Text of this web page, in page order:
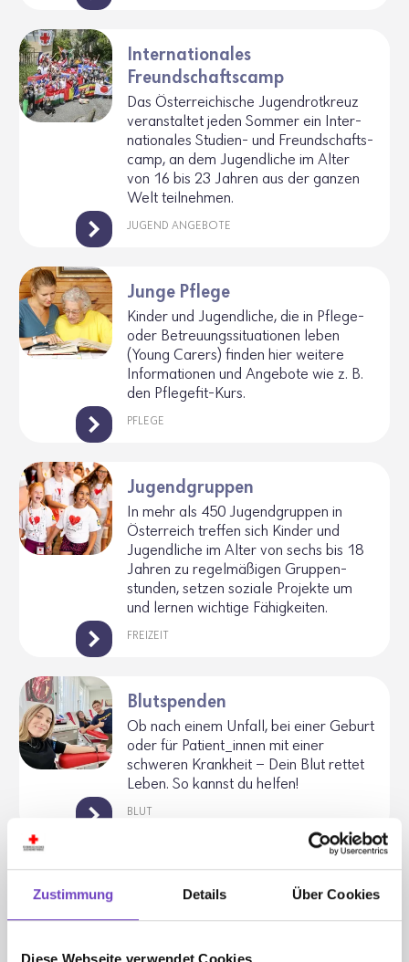
Zustimmung Details Über Cookies
Diese Webseite verwendet Cookies
Internationales
Freundschaftscamp
Das Öster­rei­chi­sche Jugend­rot­kreuz
veran­staltet jeden Sommer ein Inter­
na­tio­nales Studien- und Freund­schaft­s­
camp, an dem Jugend­liche im Alter
von 16 bis 23 Jahren aus der ganzen
Welt teil­nehmen.
JUGEND ANGEBOTE
Junge Pflege
Kinder und Jugend­liche, die in Pflege-
oder Betreu­ungs­si­tua­tionen leben
(Young Carers) finden hier weitere
Infor­ma­tionen und Ange­bote wie z. B.
den Pfle­gefit-Kurs.
PFLEGE
Jugendgruppen
In mehr als 450 Jugend­gruppen in
Öster­reich treffen sich Kinder und
Jugend­liche im Alter von sechs bis 18
Jahren zu regel­mä­ßigen Grup­pen­
stunden, setzen soziale Projekte um
und lernen wich­tige Fähig­keiten.
FREIZEIT
Blutspenden
Ob nach einem Unfall, bei einer Geburt
oder für Pati­en­t_innen mit einer
schweren Krank­heit – Dein Blut rettet
Leben. So kannst du helfen!
BLUT
Ange­bote mit denen wir die psychi­sche
Gesund­heit von Jugend­li­chen unter­